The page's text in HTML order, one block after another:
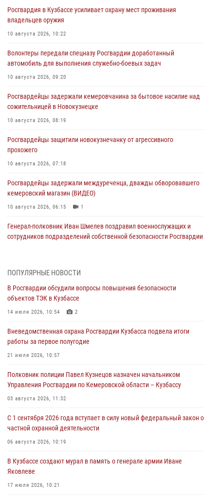
Росгвардия в Кузбассе усиливает охрану мест проживания
владельцев оружия
10 августа 2026, 10:22
Волонтеры передали спецназу Росгвардии доработанный
автомобиль для выполнения служебно-боевых задач
10 августа 2026, 09:20
Росгвардейцы задержали кемеровчанина за бытовое насилие над
сожительницей в Новокузнецке
10 августа 2026, 08:19
Росгвардейцы защитили новокузнечанку от агрессивного
прохожего
10 августа 2026, 07:18
Росгвардейцы задержали междуреченца, дважды обворовавшего
кемеровский магазин (ВИДЕО)
10 августа 2026, 06:15 1
Генерал-полковник Иван Шмелев поздравил военнослужащих и
сотрудников подразделений собственной безопасности Росгвардии
Ершов поздравил военнослужащих и сотрудников ведомства с
Днем физкультурника
08 августа 2026, 06:29
Кузбасские росгвардейцы оказали силовую поддержку при
задержании фигуранта уголовного дела об особо тяжком
преступлении прошлых лет (ВИДЕО)
В Кузбассе завершился чемпионат Сибирского ордена Жукова
округа Росгвардии по служебно-боевой стрельбе
Росгвардейцы задержали горожанку, находившуюся в розыске за
серию хищений из торговых объектов
ПОПУЛЯРНЫЕ НОВОСТИ
В Росгвардии обсудили вопросы повышения безопасности
объектов ТЭК в Кузбассе
14 июля 2026, 10:54 2
Вневедомственная охрана Росгвардии Кузбасса подвела итоги
работы за первое полугодие
21 июля 2026, 10:57
Полковник полиции Павел Кузнецов назначен начальником
Управления Росгвардии по Кемеровской области – Кузбассу
03 августа 2026, 11:32
С 1 сентября 2026 года вступает в силу новый федеральный закон о
частной охранной деятельности
06 августа 2026, 10:19
В Кузбассе создают мурал в память о генерале армии Иване
Яковлеве
17 июля 2026, 10:21